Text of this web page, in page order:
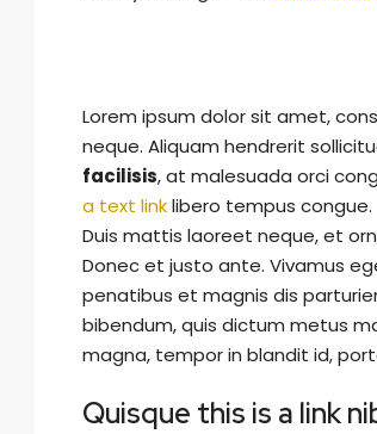
Lorem ipsum dolor sit amet,
neque. Aliquam hendrerit
facilisis, at malesuada orci
a text linklibero tempus congue.
Duis mattis laoreet neque, et
Donec et justo ante. Vivamus
penatibus et magnis dis
bibendum, quis dictum metus
magna, tempor in blandit id,
Quisque this is a link